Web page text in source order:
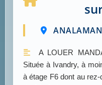
A LOUER
Située à Ivandry, à
à étage F6 dont au